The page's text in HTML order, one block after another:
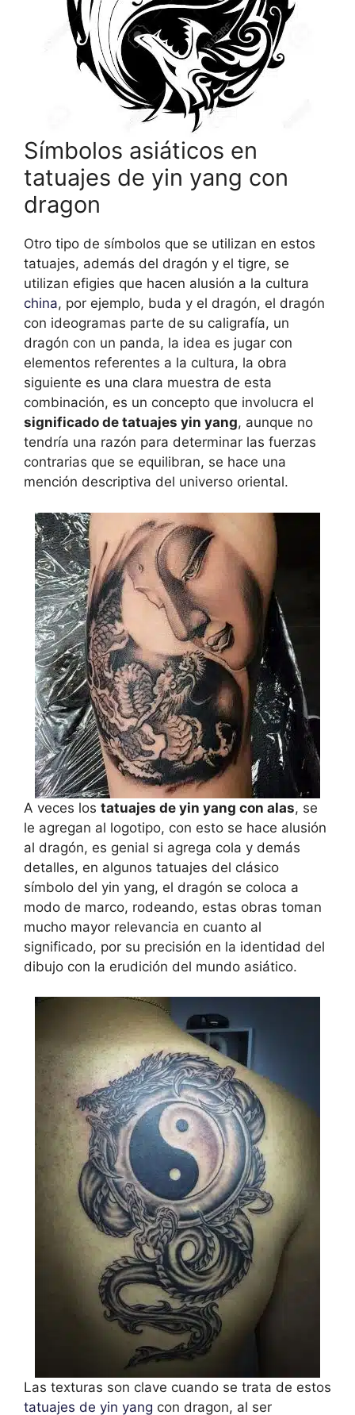
Símbolos asiáticos en
tatuajes de yin yang con
dragon
Otro tipo de símbolos que se utilizan en estos
tatuajes, además del dragón y el tigre, se
utilizan efigies que hacen alusión a la cultura
china, por ejemplo, buda y el dragón, el dragón
con ideogramas parte de su caligrafía, un
dragón con un panda, la idea es jugar con
elementos referentes a la cultura, la obra
siguiente es una clara muestra de esta
combinación, es un concepto que involucra el
significado de tatuajes yin yang, aunque no
tendría una razón para determinar las fuerzas
contrarias que se equilibran, se hace una
mención descriptiva del universo oriental.
A veces los tatuajes de yin yang con alas, se
le agregan al logotipo, con esto se hace alusión
al dragón, es genial si agrega cola y demás
detalles, en algunos tatuajes del clásico
símbolo del yin yang, el dragón se coloca a
modo de marco, rodeando, estas obras toman
mucho mayor relevancia en cuanto al
significado, por su precisión en la identidad del
dibujo con la erudición del mundo asiático.
Las texturas son clave cuando se trata de estos
tatuajes de yin yang con dragon, al ser